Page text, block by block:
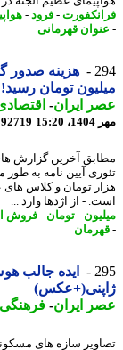
- فرود- هواپیمای
قهرمانی
تومان رسید!
ایران- اقتصادی-
79392719
آخرین گزارش های
- از اژدها وارد ...
-تومان-فروش
ایده جالب هوش
ایران- فرهنگی-10 ماه پیش - دوشنبه 7 مهر 1404، 15:20
سازه های مسکونی